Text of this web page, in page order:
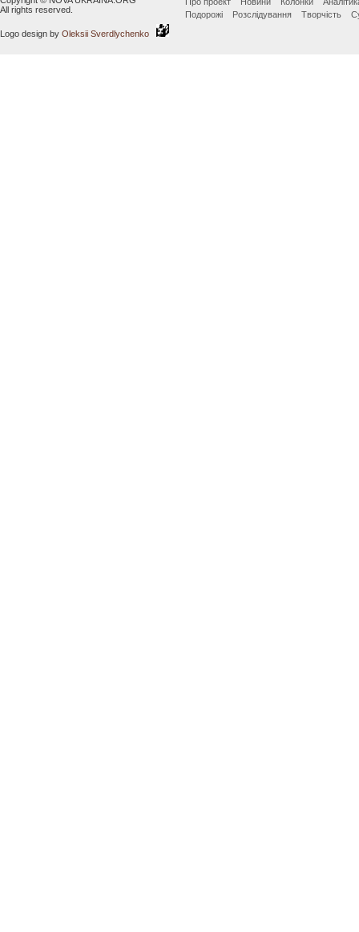
All rights reserved.
Logo design by Oleksii Sverdlychenko
Подорожі
Розслідування Творчість